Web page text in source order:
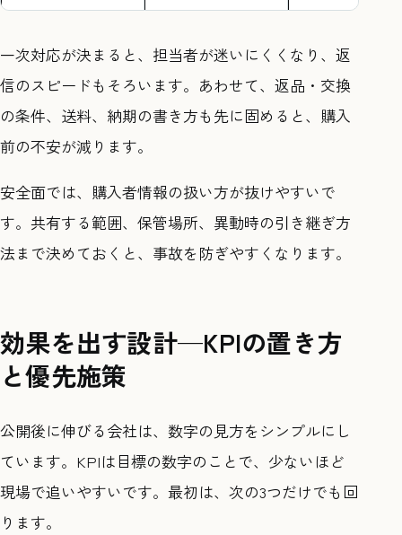
一次対応が決まると、担当者が迷いにくくなり、返
信のスピードもそろいます。あわせて、返品・交換
の条件、送料、納期の書き方も先に固めると、購入
前の不安が減ります。
安全面では、購入者情報の扱い方が抜けやすいで
す。共有する範囲、保管場所、異動時の引き継ぎ方
法まで決めておくと、事故を防ぎやすくなります。
効果を出す設計—KPIの置き方
と優先施策
公開後に伸びる会社は、数字の見方をシンプルにし
ています。KPIは目標の数字のことで、少ないほど
現場で追いやすいです。最初は、次の3つだけでも回
ります。